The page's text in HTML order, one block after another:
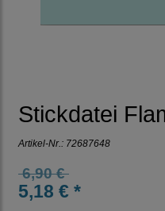
Stickdatei
Artikel-Nr.: 72687648
6,90 €
5,18 € *